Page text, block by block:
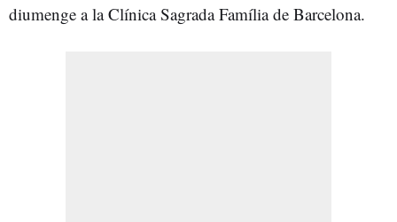
diumenge a la Clínica Sagrada Família de Barcelona.